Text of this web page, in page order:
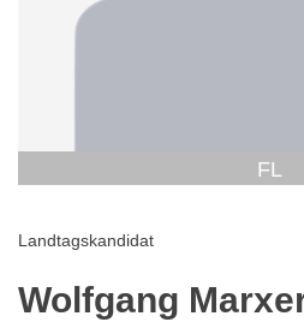
FL
Landtagskandidat
Wolfgang